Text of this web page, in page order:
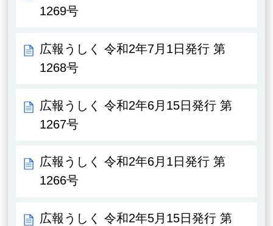
1269号
広報うしく 令和2年7月1日発行 第
1268号
広報うしく 令和2年6月15日発行 第
1267号
広報うしく 令和2年6月1日発行 第
1266号
広報うしく 令和2年5月15日発行 第